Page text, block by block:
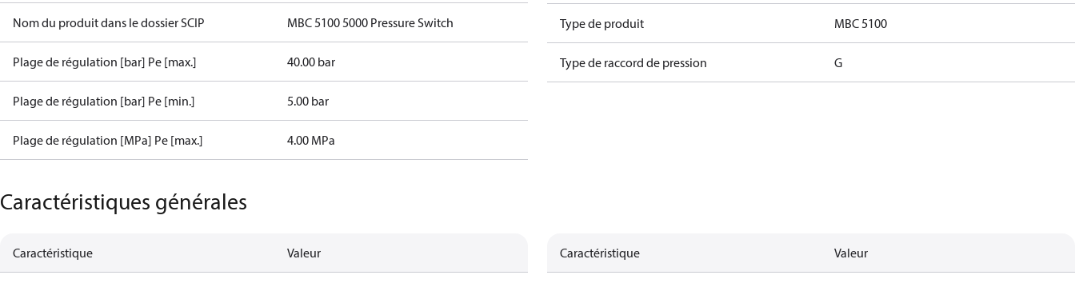
Nom du produit dans le dossier SCIP MBC 5100 5000 Pressure Switch
Plage de régulation [bar] Pe [max.] 40.00 bar
Plage de régulation [bar] Pe [min.] 5.00 bar
Plage de régulation [MPa] Pe [max.] 4.00 MPa
Type de produit MBC 5100
Type de raccord de pression G
Caractéristiques générales
Caractéristique Valeur Caractéristique Valeur